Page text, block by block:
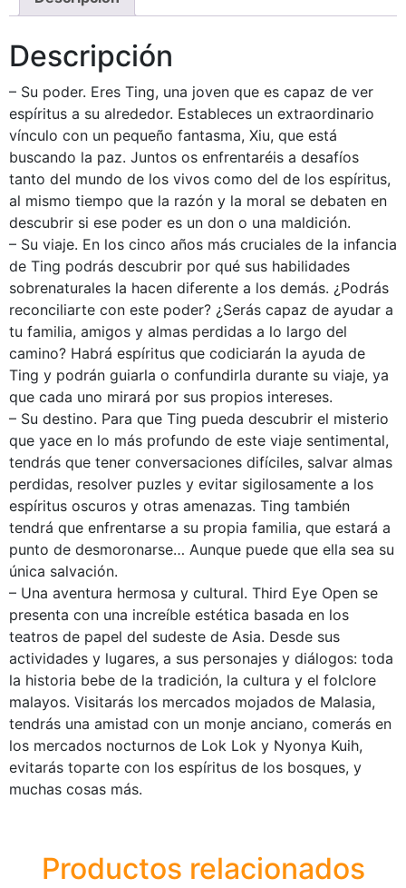
Descripción
– Su poder. Eres Ting, una joven que es capaz de ver
espíritus a su alrededor. Estableces un extraordinario
vínculo con un pequeño fantasma, Xiu, que está
buscando la paz. Juntos os enfrentaréis a desafíos
tanto del mundo de los vivos como del de los espíritus,
al mismo tiempo que la razón y la moral se debaten en
descubrir si ese poder es un don o una maldición.
– Su viaje. En los cinco años más cruciales de la infancia
de Ting podrás descubrir por qué sus habilidades
sobrenaturales la hacen diferente a los demás. ¿Podrás
reconciliarte con este poder? ¿Serás capaz de ayudar a
tu familia, amigos y almas perdidas a lo largo del
camino? Habrá espíritus que codiciarán la ayuda de
Ting y podrán guiarla o confundirla durante su viaje, ya
que cada uno mirará por sus propios intereses.
– Su destino. Para que Ting pueda descubrir el misterio
que yace en lo más profundo de este viaje sentimental,
tendrás que tener conversaciones difíciles, salvar almas
perdidas, resolver puzles y evitar sigilosamente a los
espíritus oscuros y otras amenazas. Ting también
tendrá que enfrentarse a su propia familia, que estará a
punto de desmoronarse… Aunque puede que ella sea su
única salvación.
– Una aventura hermosa y cultural. Third Eye Open se
presenta con una increíble estética basada en los
teatros de papel del sudeste de Asia. Desde sus
actividades y lugares, a sus personajes y diálogos: toda
la historia bebe de la tradición, la cultura y el folclore
malayos. Visitarás los mercados mojados de Malasia,
tendrás una amistad con un monje anciano, comerás en
los mercados nocturnos de Lok Lok y Nyonya Kuih,
evitarás toparte con los espíritus de los bosques, y
muchas cosas más.
Productos relacionados